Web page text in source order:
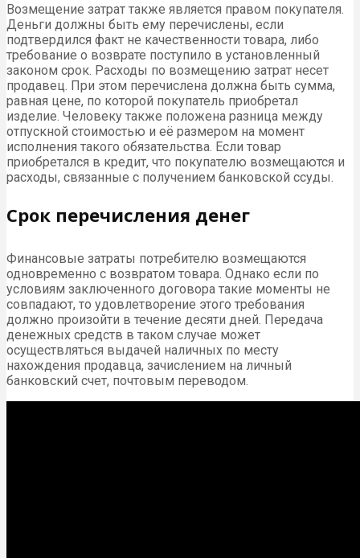
Возмещение затрат также является правом покупателя.
Деньги должны быть ему перечислены, если
подтвердился факт не качественности товара, либо
требование о возврате поступило в установленный
законом срок. Расходы по возмещению затрат несет
продавец. При этом перечислена должна быть сумма,
равная цене, по которой покупатель приобретал
изделие. Человеку также положена разница между
отпускной стоимостью и её размером на момент
исполнения такого обязательства. Если товар
приобретался в кредит, что покупателю возмещаются и
расходы, связанные с получением банковской ссуды.
Срок перечисления денег
Финансовые затраты потребителю возмещаются
одновременно с возвратом товара. Однако если по
условиям заключенного договора такие моменты не
совпадают, то удовлетворение этого требования
должно произойти в течение десяти дней. Передача
денежных средств в таком случае может
осуществляться выдачей наличных по месту
нахождения продавца, зачислением на личный
банковский счет, почтовым переводом.